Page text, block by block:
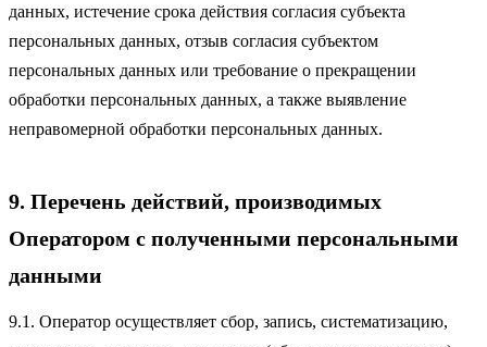
данных, истечение срока действия согласия субъекта
персональных данных, отзыв согласия субъектом
персональных данных или требование о прекращении
обработки персональных данных, а также выявление
неправомерной обработки персональных данных.
9. Перечень действий, производимых
Оператором с полученными персональными
данными
9.1. Оператор осуществляет сбор, запись, систематизацию,